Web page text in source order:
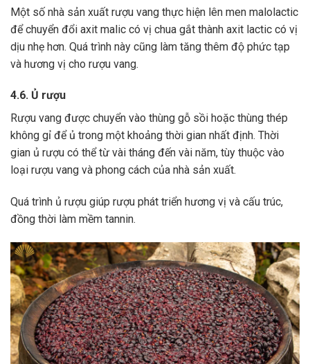
Một số nhà sản xuất rượu vang thực hiện lên men malolactic
để chuyển đổi axit malic có vị chua gắt thành axit lactic có vị
dịu nhẹ hơn. Quá trình này cũng làm tăng thêm độ phức tạp
và hương vị cho rượu vang.
4.6. Ủ rượu
Rượu vang được chuyển vào thùng gỗ sồi hoặc thùng thép
không gỉ để ủ trong một khoảng thời gian nhất định. Thời
gian ủ rượu có thể từ vài tháng đến vài năm, tùy thuộc vào
loại rượu vang và phong cách của nhà sản xuất.
Quá trình ủ rượu giúp rượu phát triển hương vị và cấu trúc,
đồng thời làm mềm tannin.